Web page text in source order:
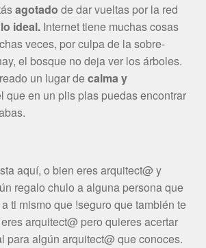
agotado de dar vueltas por la red
ideal.Internet tiene muchas cosas
veces, por culpa de la sobre-
el bosque no deja ver los árboles.
un lugar decalma y
que en un plis plas puedas encontrar
aquí, o bien eres arquitect@ y
regalo chulo a alguna persona que
ti mismo que !seguro que también te
arquitect@ pero quieres acertar
para algún arquitect@ que conoces.